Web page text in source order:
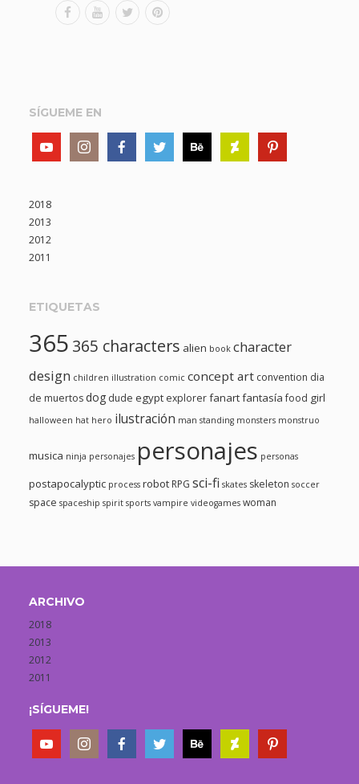
SÍGUEME EN
2018
2013
2012
2011
ETIQUETAS
365 365 characters alien book character
design children illustration comic concept art convention dia
de muertosdog dude egypt explorerfanartfantasía food girl
halloween hat hero ilustración man standing monsters monstruo
musica ninja personajes personajes personas
postapocalyptic process robot RPG sci-fi skates skeleton soccer
space spaceship spirit sports vampire videogames woman
ARCHIVO
2018
2013
2012
2011
¡SÍGUEME!